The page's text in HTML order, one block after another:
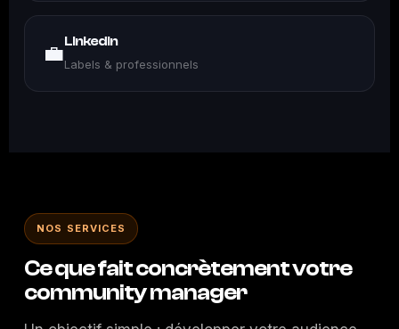
💼LinkedIn
Labels & professionnels
NOS SERVICES
Ce que fait concrètement votre
community manager